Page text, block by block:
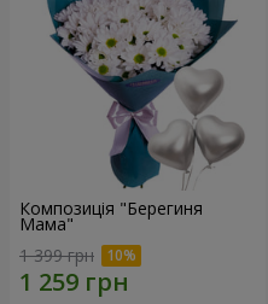
Композиція "Берегиня
Мама"
1 399 грн